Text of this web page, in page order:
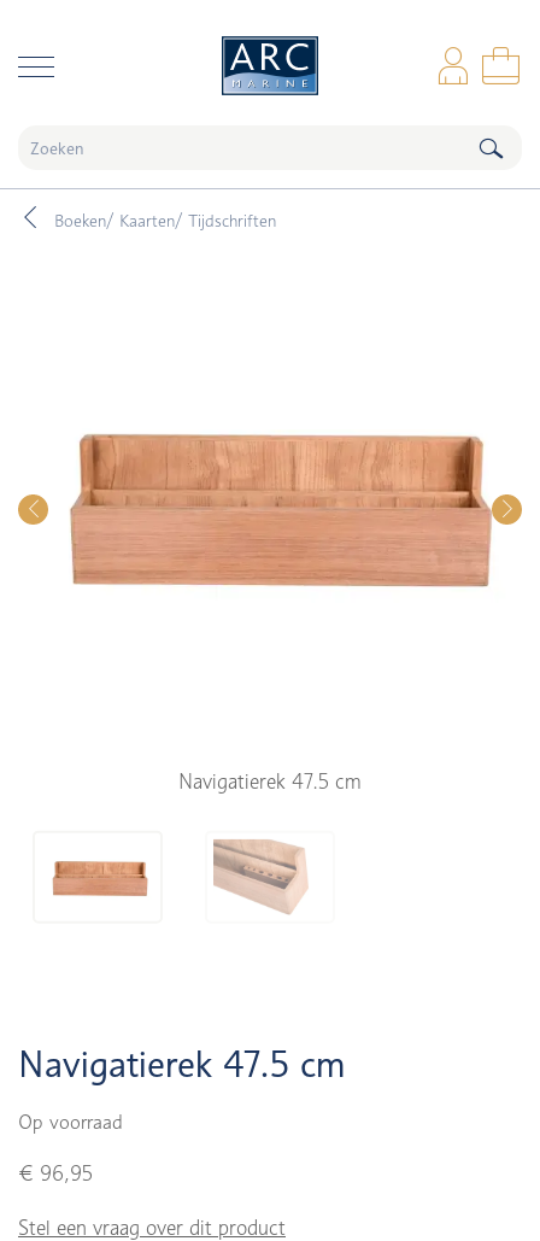
Boeken/ Kaarten/ Tijdschriften
Navigatierek 47.5 cm
Navigatierek 47.5 cm
Op voorraad
€ 96,95
Stel een vraag over dit product